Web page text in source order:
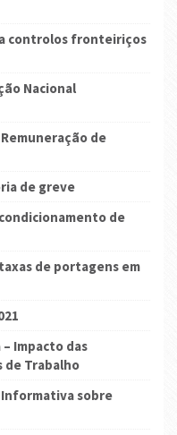
controlos fronteiriços
Nacional
de
de greve
de
de portagens em
Impacto das
de Trabalho
Informativa sobre